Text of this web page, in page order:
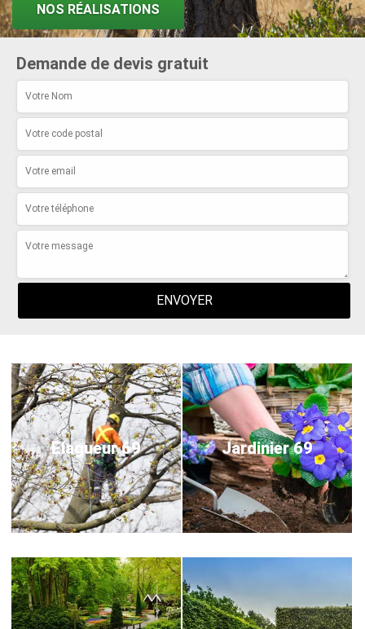
NOS RÉALISATIONS
Demande de devis gratuit
Elagueur 69 Jardinier 69